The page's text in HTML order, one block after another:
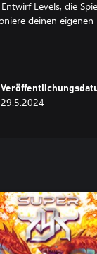
Levels, die
deinen eigenen
+ RUNNER
BIT.TRIP
29.5.2024